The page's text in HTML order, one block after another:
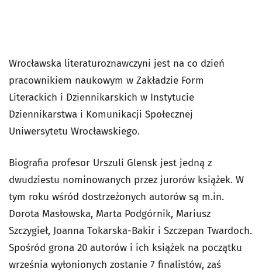
Wrocławska literaturoznawczyni jest na co dzień
pracownikiem naukowym w Zakładzie Form
Literackich i Dziennikarskich w Instytucie
Dziennikarstwa i Komunikacji Społecznej
Uniwersytetu Wrocławskiego.
Biografia profesor Urszuli Glensk jest jedną z
dwudziestu nominowanych przez jurorów książek. W
tym roku wśród dostrzeżonych autorów są m.in.
Dorota Masłowska, Marta Podgórnik, Mariusz
Szczygieł, Joanna Tokarska-Bakir i Szczepan Twardoch.
Spośród grona 20 autorów i ich książek na początku
września wyłonionych zostanie 7 finalistów, zaś